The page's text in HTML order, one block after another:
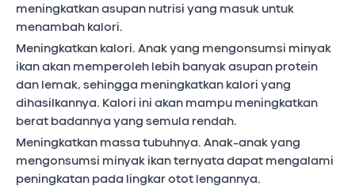
meningkatkan asupan nutrisi yang masuk untuk
menambah kalori.
Meningkatkan kalori. Anak yang mengonsumsi minyak
ikan akan memperoleh lebih banyak asupan protein
dan lemak, sehingga meningkatkan kalori yang
dihasilkannya. Kalori ini akan mampu meningkatkan
berat badannya yang semula rendah.
Meningkatkan massa tubuhnya. Anak-anak yang
mengonsumsi minyak ikan ternyata dapat mengalami
peningkatan pada lingkar otot lengannya.